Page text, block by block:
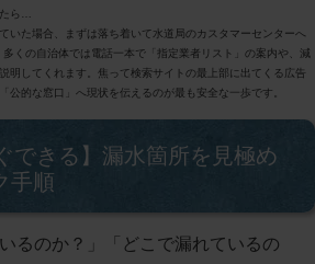
ら…
いた場合、まずは落ち着いて水道局のカスタマーセンターへ
くの自治体では電話一本で「指定業者リスト」の案内や、減
明してくれます。焦って検索サイトの最上部に出てくる広告
公的な窓口」へ現状を伝えるのが最も安全な一歩です。
できる】漏水箇所を見極め
手順
るのか？」「どこで漏れているの